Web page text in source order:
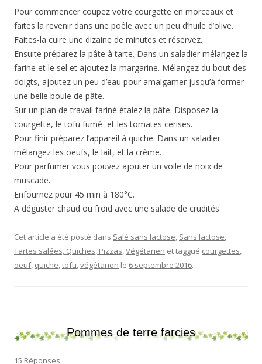
Pour commencer coupez votre courgette en morceaux et
faites la revenir dans une poêle avec un peu d’huile d’olive.
Faites-la cuire une dizaine de minutes et réservez.
Ensuite préparez la pâte à tarte. Dans un saladier mélangez la
farine et le sel et ajoutez la margarine. Mélangez du bout des
doigts, ajoutez un peu d’eau pour amalgamer jusqu’à former
une belle boule de pâte.
Sur un plan de travail fariné étalez la pâte. Disposez la
courgette, le tofu fumé et les tomates cerises.
Pour finir préparez l’appareil à quiche. Dans un saladier
mélangez les oeufs, le lait, et la crème.
Pour parfumer vous pouvez ajouter un voile de noix de
muscade.
Enfournez pour 45 min à 180°C.
A déguster chaud ou froid avec une salade de crudités.
Cet article a été posté dans Salé sans lactose, Sans lactose,
Tartes salées, Quiches, Pizzas,Végétarien et taggué courgettes,
oeuf, quiche,tofu,végétarien le 6 septembre 2016.
Pommes de terre farcies
15 Réponses